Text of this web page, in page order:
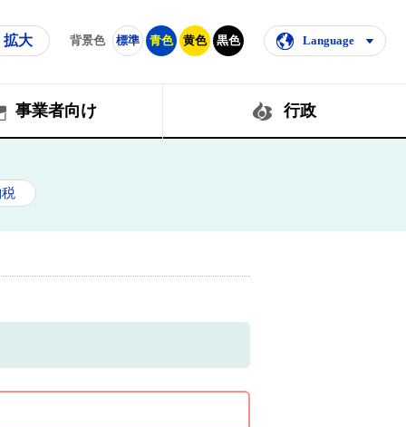
拡大 背景色 標準 青色 黄色 黒色 Language
事業者向け 行政